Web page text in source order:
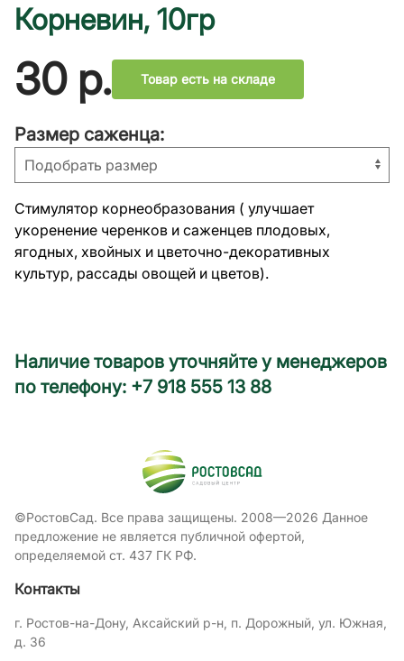
Корневин, 10гр
30р. Товар есть на складе
Размер саженца:
Стимулятор корнеобразования ( улучшает
укоренение черенков и саженцев плодовых,
ягодных, хвойных и цветочно-декоративных
культур, рассады овощей и цветов).
Наличие товаров уточняйте у менеджеров
по телефону: +7 918 555 13 88
©РостовСад. Все права защищены. 2008—2026 Данное
предложение не является публичной офертой,
определяемой ст. 437 ГК РФ.
Контакты
г. Ростов-на-Дону, Аксайский р-н, п. Дорожный, ул. Южная,
д. 36